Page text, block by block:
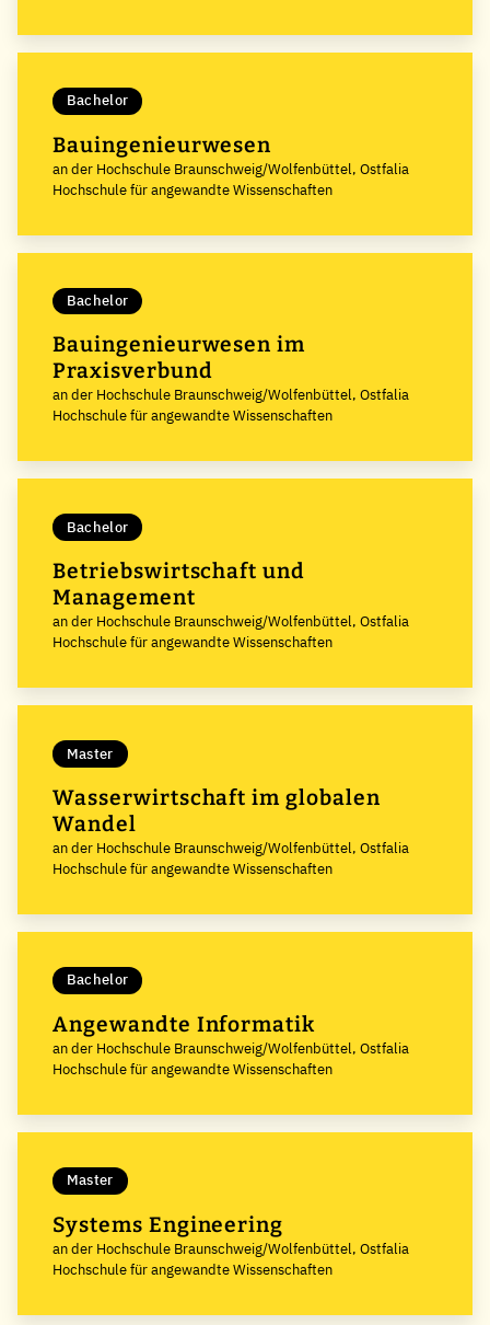
Bachelor
Bauingenieurwesen
an der Hochschule Braunschweig/Wolfenbüttel, Ostfalia
Hochschule für angewandte Wissenschaften
Bachelor
Bauingenieurwesen im
Praxisverbund
an der Hochschule Braunschweig/Wolfenbüttel, Ostfalia
Hochschule für angewandte Wissenschaften
Bachelor
Betriebswirtschaft und
Management
an der Hochschule Braunschweig/Wolfenbüttel, Ostfalia
Hochschule für angewandte Wissenschaften
Master
Wasserwirtschaft im globalen
Wandel
an der Hochschule Braunschweig/Wolfenbüttel, Ostfalia
Hochschule für angewandte Wissenschaften
Bachelor
Angewandte Informatik
an der Hochschule Braunschweig/Wolfenbüttel, Ostfalia
Hochschule für angewandte Wissenschaften
Master
Systems Engineering
an der Hochschule Braunschweig/Wolfenbüttel, Ostfalia
Hochschule für angewandte Wissenschaften